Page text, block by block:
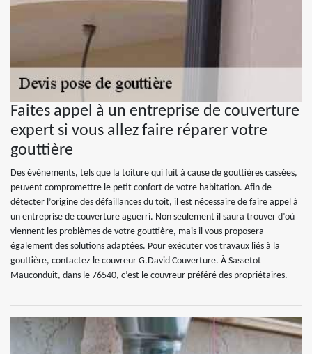
Faites appel à un entreprise de couverture
expert si vous allez faire réparer votre
gouttière
Des évènements, tels que la toiture qui fuit à cause de gouttières cassées,
peuvent compromettre le petit confort de votre habitation. Afin de
détecter l’origine des défaillances du toit, il est nécessaire de faire appel à
un entreprise de couverture aguerri. Non seulement il saura trouver d’où
viennent les problèmes de votre gouttière, mais il vous proposera
également des solutions adaptées. Pour exécuter vos travaux liés à la
gouttière, contactez le couvreur G.David Couverture. À Sassetot
Mauconduit, dans le 76540, c’est le couvreur préféré des propriétaires.